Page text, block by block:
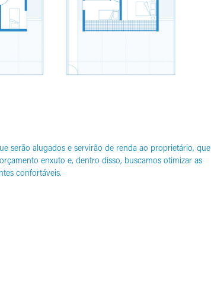
serão alugados e servirão de renda ao proprietário, que
enxuto e, dentro disso, buscamos otimizar as
confortáveis.